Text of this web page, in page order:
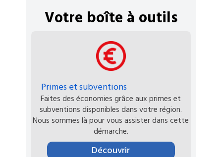
Votre boîte à outils
Primes et subventions
Faites des économies grâce aux primes et
subventions disponibles dans votre région.
Nous sommes là pour vous assister dans cette
démarche.
Découvrir